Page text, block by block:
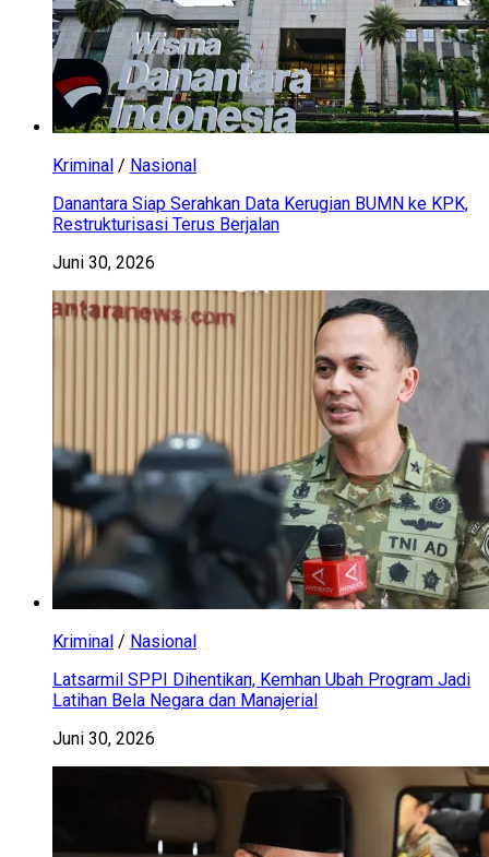
Kriminal / Nasional
Danantara Siap Serahkan Data Kerugian BUMN ke KPK,
Restrukturisasi Terus Berjalan
Juni 30, 2026
Kriminal / Nasional
Latsarmil SPPI Dihentikan, Kemhan Ubah Program Jadi
Latihan Bela Negara dan Manajerial
Juni 30, 2026